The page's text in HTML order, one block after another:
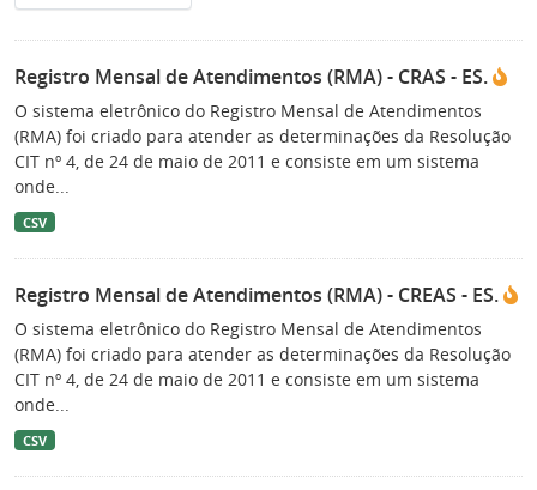
Registro Mensal de Atendimentos (RMA) - CRAS - ES.
O sistema eletrônico do Registro Mensal de Atendimentos
(RMA) foi criado para atender as determinações da Resolução
CIT nº 4, de 24 de maio de 2011 e consiste em um sistema
onde...
CSV
Registro Mensal de Atendimentos (RMA) - CREAS - ES.
O sistema eletrônico do Registro Mensal de Atendimentos
(RMA) foi criado para atender as determinações da Resolução
CIT nº 4, de 24 de maio de 2011 e consiste em um sistema
onde...
CSV